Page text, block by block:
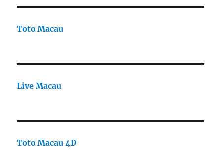
Toto Macau
Live Macau
Toto Macau 4D